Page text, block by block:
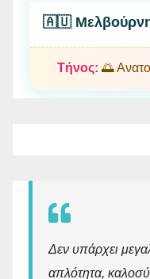
🇦🇺
Τήνος: 🌅
Δεν υπάρχει
απλότητα,